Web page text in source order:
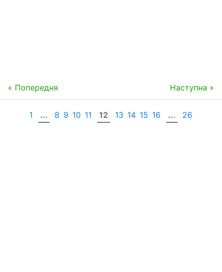
« Попередня Наступна »
1 ... 8 9 10 11 12 13 14 15 16 ... 26